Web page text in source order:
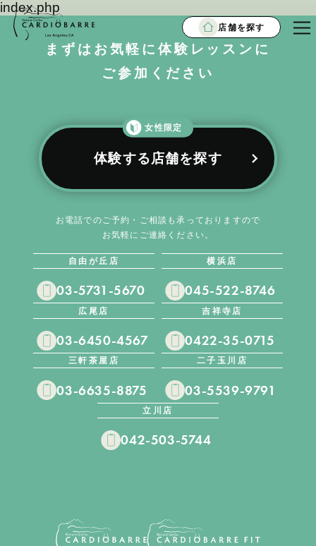
店舗を探す
index.php
まずはお気軽に体験レッスンに
ご参加ください
女性限定
体験する店舗を探す
お電話でのご予約・ご相談も承っておりますので
お気軽にご連絡ください。
自由が丘店
03-5731-5670
横浜店
045-522-8746
広尾店
03-6450-4567
吉祥寺店
0422-35-0715
三軒茶屋店
03-6635-8875
二子玉川店
03-5539-9791
立川店
042-503-5744